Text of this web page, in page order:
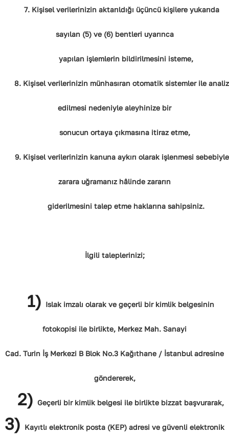
7. Kişisel verilerinizin aktarıldığı üçüncü kişilere yukarıda
sayılan (5) ve (6) bentleri uyarınca
yapılan işlemlerin bildirilmesini isteme,
8. Kişisel verilerinizin münhasıran otomatik sistemler ile analiz
edilmesi nedeniyle aleyhinize bir
sonucun ortaya çıkmasına itiraz etme,
9. Kişisel verilerinizin kanuna aykırı olarak işlenmesi sebebiyle
zarara uğramanız hâlinde zararın
giderilmesini talep etme haklarına sahipsiniz.
İlgili taleplerinizi;
1) Islak imzalı olarak ve geçerli bir kimlik belgesinin
fotokopisi ile birlikte, Merkez Mah. Sanayi
Cad. Turin İş Merkezi B Blok No.3 Kağıthane / İstanbul adresine
göndererek,
2) Geçerli bir kimlik belgesi ile birlikte bizzat başvurarak,
3) Kayıtlı elektronik posta (KEP) adresi ve güvenli elektronik